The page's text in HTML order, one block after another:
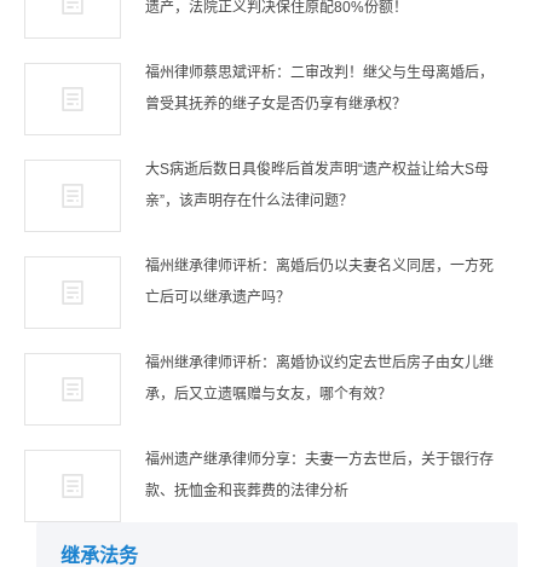
遗产，法院正义判决保住原配80%份额！
福州律师蔡思斌评析：二审改判！继父与生母离婚后，
曾受其抚养的继子女是否仍享有继承权？
大S病逝后数日具俊晔后首发声明“遗产权益让给大S母
亲”，该声明存在什么法律问题？
福州继承律师评析：离婚后仍以夫妻名义同居，一方死
亡后可以继承遗产吗？
福州继承律师评析：离婚协议约定去世后房子由女儿继
承，后又立遗嘱赠与女友，哪个有效？
福州遗产继承律师分享：夫妻一方去世后，关于银行存
款、抚恤金和丧葬费的法律分析
继承法务